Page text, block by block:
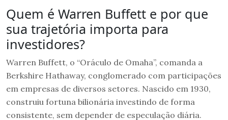
Quem é Warren Buffett e por que
sua trajetória importa para
investidores?
Warren Buffett, o “Oráculo de Omaha”, comanda a
Berkshire Hathaway, conglomerado com participações
em empresas de diversos setores. Nascido em 1930,
construiu fortuna bilionária investindo de forma
consistente, sem depender de especulação diária.